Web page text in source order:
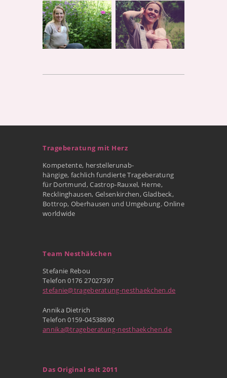
Trageberatung mit Herz
Kompetente, herstellerunab-
hängige, fachlich fundierte Trageberatung
für Dortmund, Castrop-Rauxel, Herne,
Recklinghausen, Gelsenkirchen, Gladbeck,
Bottrop, Oberhausen und Umgebung. Online
worldwide
Team Nesthäkchen
Stefanie Rebou
Telefon 0176 27027397
stefanie@trageberatung-nesthaekchen.de
Annika Dietrich
Telefon 0159-04538890
annika@trageberatung-nesthaekchen.de
Das Original seit 2011